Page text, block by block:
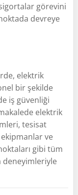
görevini
devreye
elektrik
bir şekilde
iş güvenliği
elektrik
tesisat
ve
gibi tüm
deneyimleriyle